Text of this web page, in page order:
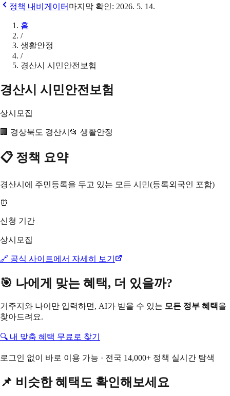
정책 내비게이터 마지막 확인: 2026. 5. 14.
홈
/
생활안정
/
경산시 시민안전보험
경산시 시민안전보험
상시모집
🏢 경상북도 경산시 📂 생활안정
📋 정책 요약
경산시에 주민등록을 두고 있는 모든 시민(등록외국인 포함)
⏰
신청 기간
상시모집
🔗 공식 사이트에서 자세히 보기
🎯 나에게 맞는 혜택, 더 있을까?
거주지와 나이만 입력하면, AI가 받을 수 있는 모든 정부 혜택을
찾아드려요.
🔍 내 맞춤 혜택 무료로 찾기
로그인 없이 바로 이용 가능 · 전국 14,000+ 정책 실시간 탐색
📌 비슷한 혜택도 확인해보세요